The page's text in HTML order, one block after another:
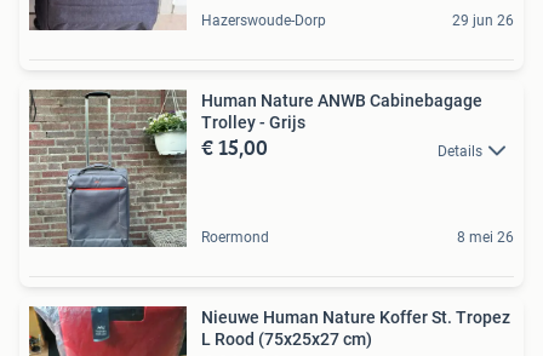
Hazerswoude-Dorp 29 jun 26
Human Nature ANWB Cabinebagage
Trolley - Grijs
€ 15,00 Details
Roermond 8 mei 26
Nieuwe Human Nature Koffer St. Tropez
L Rood (75x25x27 cm)